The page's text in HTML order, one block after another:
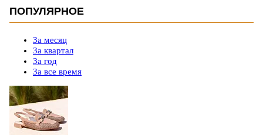
ПОПУЛЯРНОЕ
За месяц
За квартал
За год
За все время